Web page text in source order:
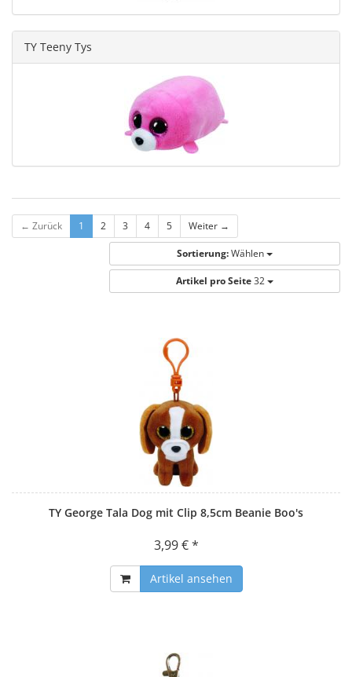
TY Teeny Tys
← Zurück 1 2 3 4 5 Weiter →
Sortierung:Wählen
Artikel pro Seite32
TY George Tala Dog mit Clip 8,5cm Beanie Boo's
3,99 € *
Artikel ansehen